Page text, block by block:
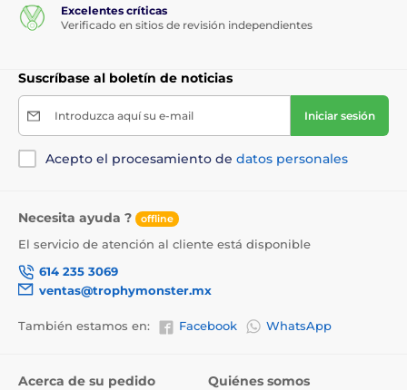
Excelentes críticas
Verificado en sitios de revisión independientes
Suscríbase al boletín de noticias
Introduzca aquí su e-mail Iniciar sesión
Acepto el procesamiento de datos personales
Necesita ayuda ? offline
El servicio de atención al cliente está disponible
614 235 3069
ventas@trophymonster.mx
También estamos en: Facebook WhatsApp
Acerca de su pedido Quiénes somos